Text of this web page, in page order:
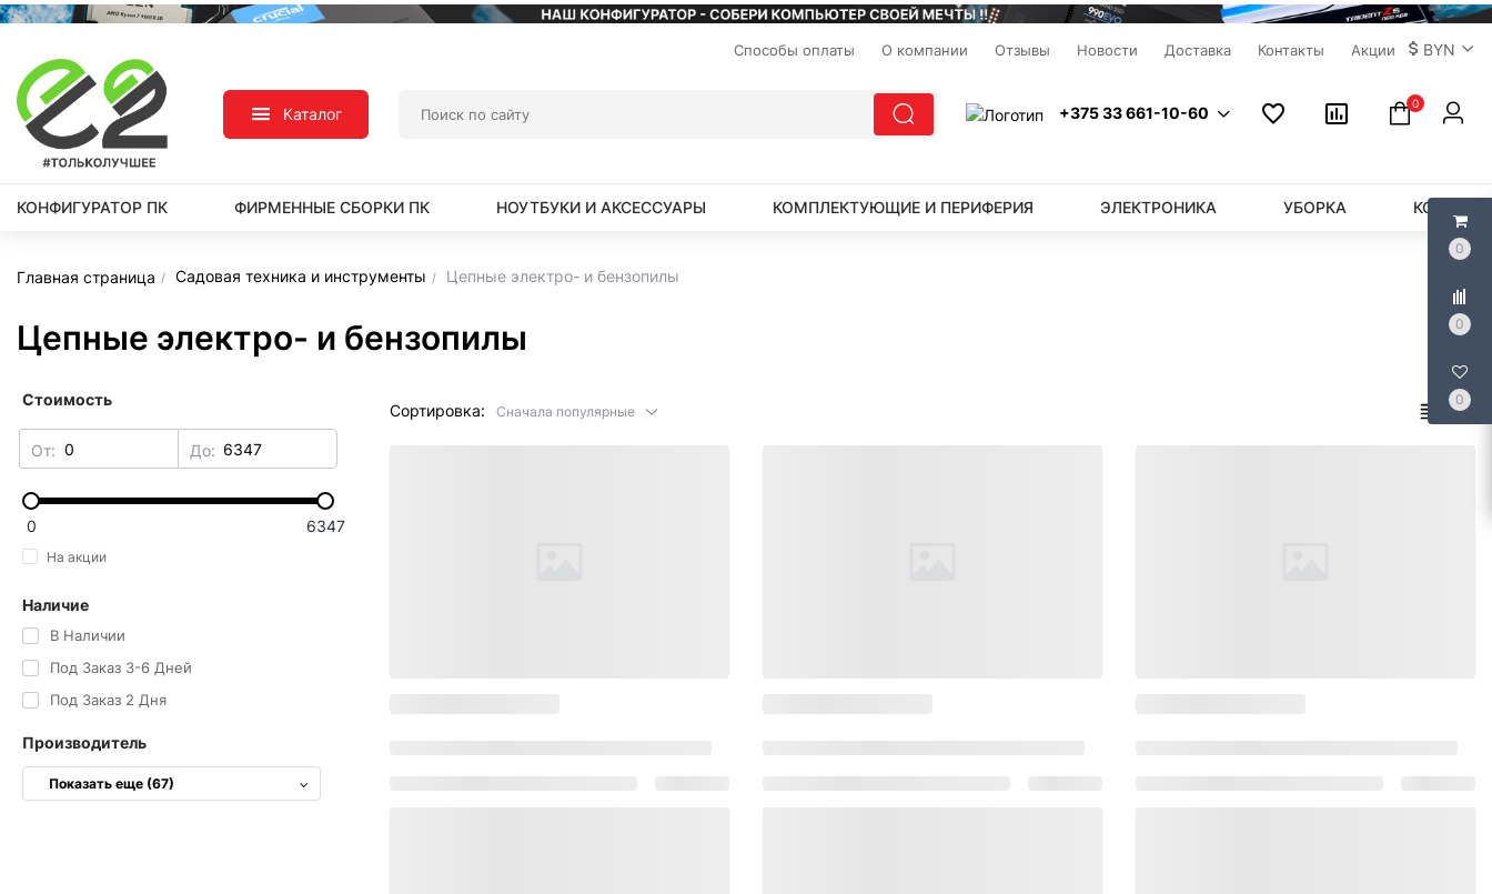
0
0
0
Способы оплаты О компании Отзывы Новости Доставка Контакты Акции BYN
Каталог +375 33 661-10-60
0
КОНФИГУРАТОР ПК ФИРМЕННЫЕ СБОРКИ ПК НОУТБУКИ И АКСЕССУАРЫ КОМПЛЕКТУЮЩИЕ И ПЕРИФЕРИЯ ЭЛЕКТРОНИКА УБОРКА
Главная страница Садовая техника и инструменты Цепные электро- и бензопилы
Цепные электро- и бензопилы
Стоимость
От: До:
0 6347
На акции
Наличие
В Наличии
Под Заказ 3-6 Дней
Под Заказ 2 Дня
Производитель
Показать еще (67)
Сортировка: Сначала популярные